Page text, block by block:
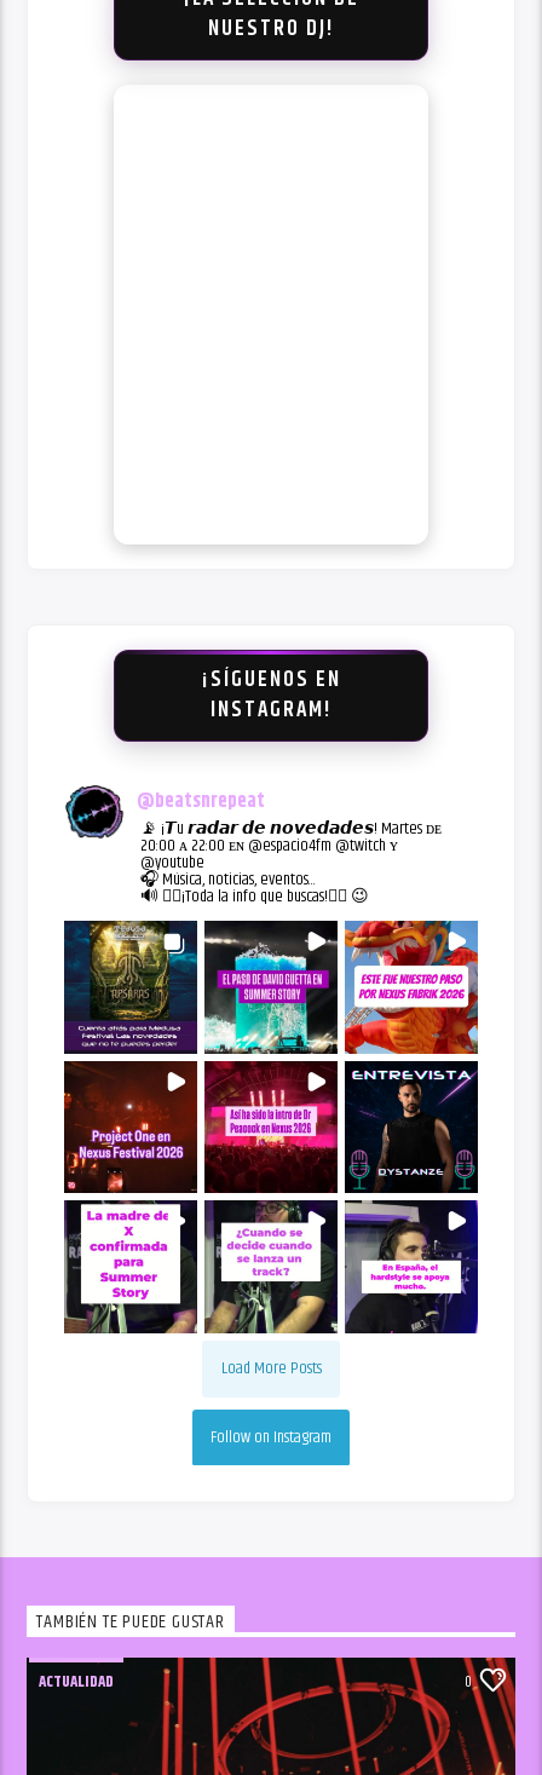
NUESTRO DJ!
¡SÍGUENOS EN
INSTAGRAM!
@beatsnrepeat
📡 ¡𝙏u 𝙧𝙖𝙙𝙖𝙧 𝙙𝙚 𝙣𝙤𝙫𝙚𝙙𝙖𝙙𝙚𝙨! Martes ᴅᴇ
20:00 ᴀ 22:00 ᴇɴ @espacio4fm @twitch ʏ
@youtube
🎧 Música, noticias, eventos...
🔊 👇🏻¡Toda la info que buscas!👇🏻 😉
Load More Posts
Follow on Instagram
TAMBIÉN TE PUEDE GUSTAR
ACTUALIDAD 0